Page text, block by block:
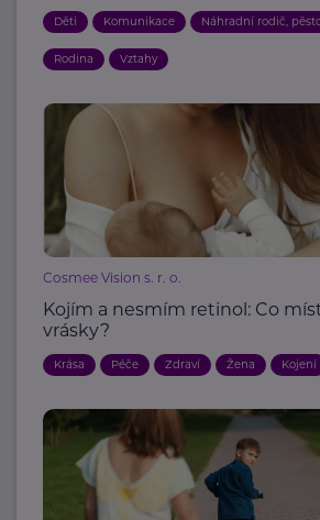
Děti Komunikace Náhradní rodič,
Rodina Vztahy
Cosmee Vision s. r. o.
Kojím a nesmím retinol: Co
vrásky?
Krása Péče Zdraví Žena Kojení